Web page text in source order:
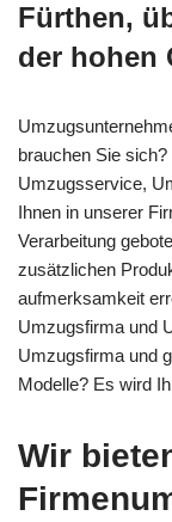
Fürthen,
der hohen
brauchen Sie
Umzugsservice,
Ihnen in unserer
Verarbeitung
zusätzlichen
aufmerksamkeit
Umzugsfirma und
Umzugsfirma und
Modelle? Es wird
Wir